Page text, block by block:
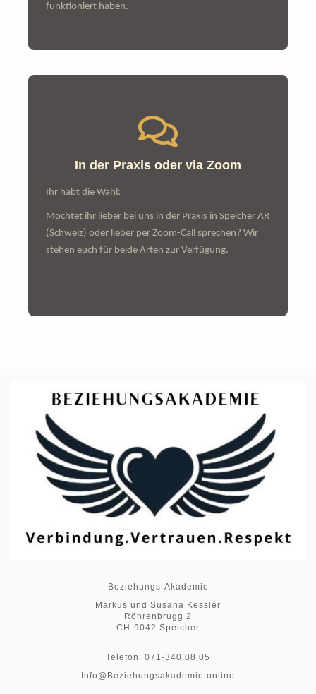
funktioniert haben.
In der Praxis oder via Zoom
Ihr habt die Wahl:
Möchtet ihr lieber bei uns in der Praxis in Speicher AR
(Schweiz) oder lieber per Zoom-Call sprechen? Wir
stehen euch für beide Arten zur Verfügung.
Beziehungs-Akademie
Markus und Susana Kessler
Röhrenbrugg 2
CH-9042 Speicher
Telefon: 071-340 08 05
Info@Beziehungsakademie.online